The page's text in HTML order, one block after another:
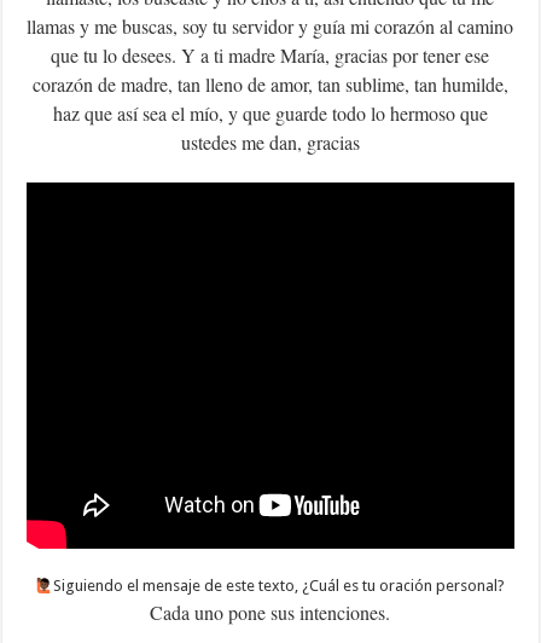
llamas y me buscas, soy tu servidor y guía mi corazón al camino
que tu lo desees. Y a ti madre María, gracias por tener ese
corazón de madre, tan lleno de amor, tan sublime, tan humilde,
haz que así sea el mío, y que guarde todo lo hermoso que
ustedes me dan, gracias
‍Siguiendo el mensaje de este texto, ¿Cuál es tu oración personal?
Cada uno pone sus intenciones.